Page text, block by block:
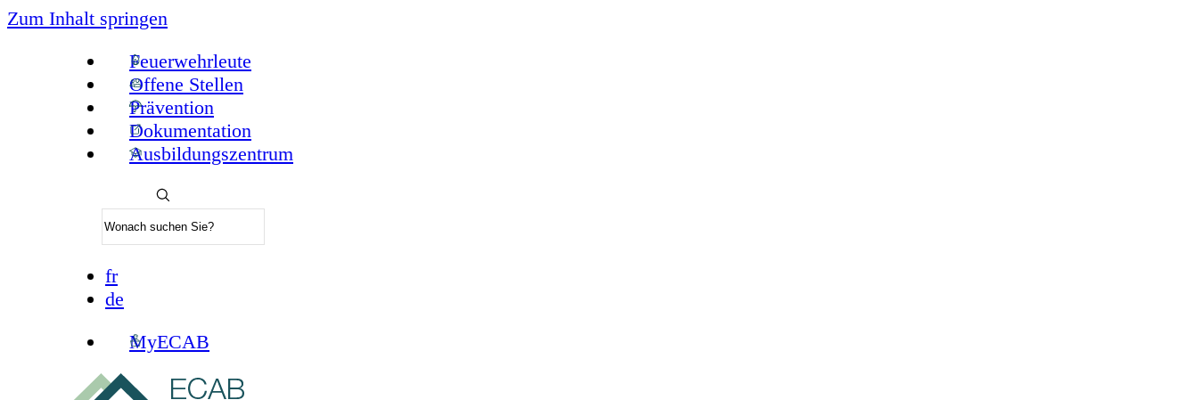
Zum Inhalt springen
Feuerwehrleute
Offene Stellen
Prävention
Dokumentation
Ausbildungszentrum
fr
de
MyECAB